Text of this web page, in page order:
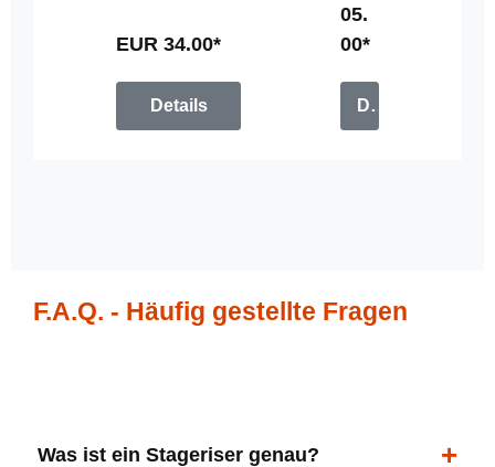
EUR 34.00*
Details
n
g
05.
00*
Details
F.A.Q. - Häufig gestellte Fragen
Was ist ein Stageriser genau?